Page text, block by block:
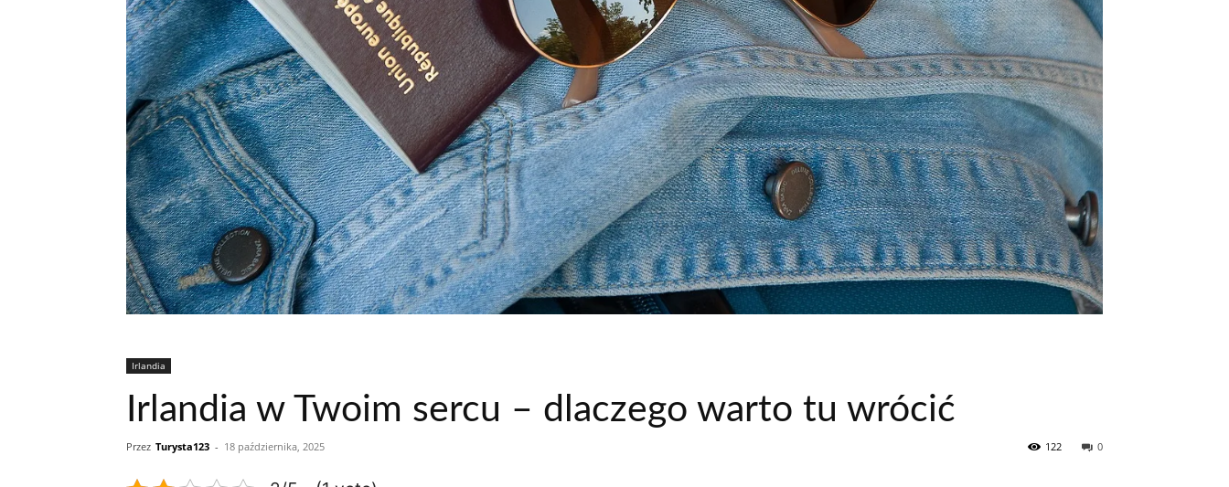
Irlandia
Irlandia w Twoim sercu – dlaczego warto tu wrócić
Przez Turysta123 - 18 października, 2025 0
122